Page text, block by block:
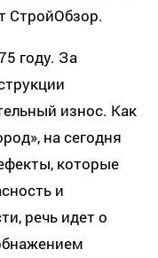
СтройОбзор.
году. За
износ. Как
на сегодня
которые
и
речь идет о